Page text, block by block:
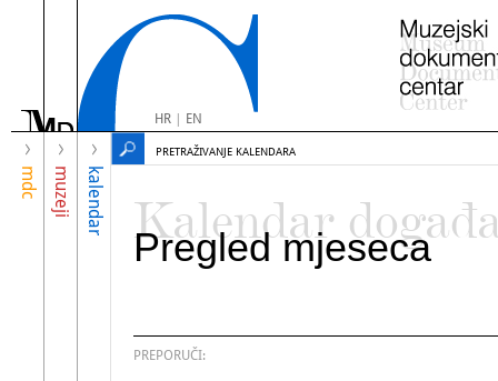
HR| EN
mdc muzeji kalendar
PRETRAŽIVANJE KALENDARA
Kalendar
Pregled mjeseca
PREPORUČI: